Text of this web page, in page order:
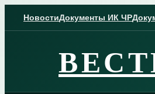
contentНовостиДокументы ИК ЧР